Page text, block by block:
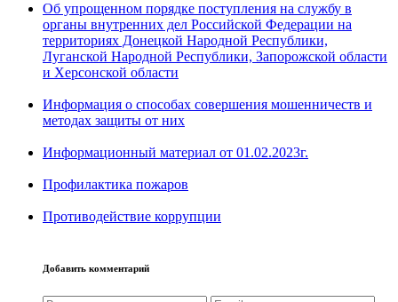
Об упрощенном порядке поступления на службу в
органы внутренних дел Российской Федерации на
территориях Донецкой Народной Республики,
Луганской Народной Республики, Запорожской области
и Херсонской области
Информация о способах совершения мошенничеств и
методах защиты от них
Информационный материал от 01.02.2023г.
Профилактика пожаров
Противодействие коррупции
Добавить комментарий